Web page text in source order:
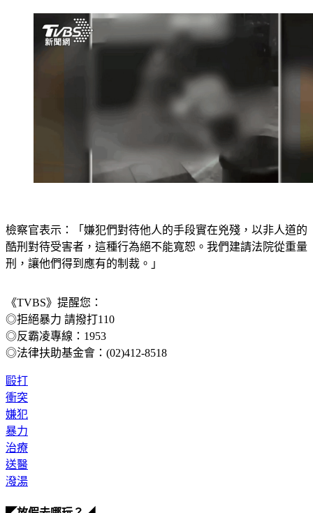
檢察官表示：「嫌犯們對待他人的手段實在兇殘，以非人道的
酷刑對待受害者，這種行為絕不能寬恕。我們建請法院從重量
《TVBS》提醒您：
◎拒絕暴力 請撥打110
◎反霸凌專線：1953
毆打
衝突
嫌犯
暴力
治療
送醫